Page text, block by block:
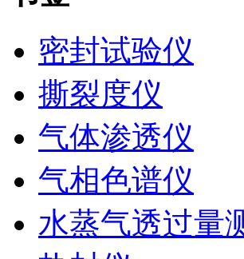
密封试验仪
撕裂度仪
气体渗透仪
气相色谱仪
水蒸气透过量